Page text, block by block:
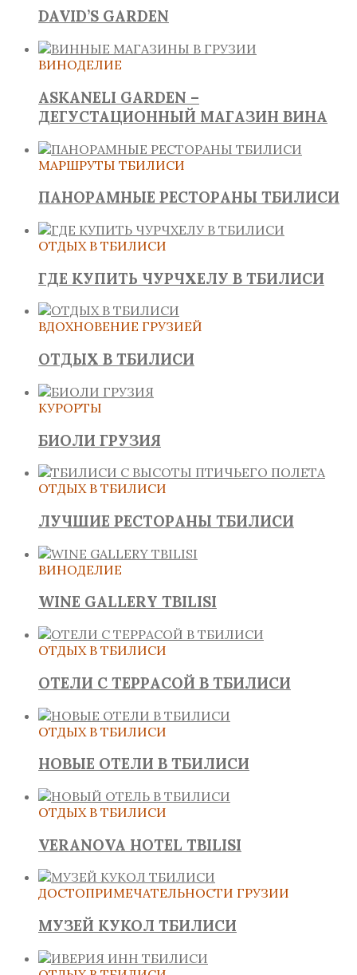
DAVID’S GARDEN
ВИНОДЕЛИЕ
ASKANELI GARDEN –
ДЕГУСТАЦИОННЫЙ МАГАЗИН ВИНА
МАРШРУТЫ ТБИЛИСИ
ПАНОРАМНЫЕ РЕСТОРАНЫ ТБИЛИСИ
ОТДЫХ В ТБИЛИСИ
ГДЕ КУПИТЬ ЧУРЧХЕЛУ В ТБИЛИСИ
ВДОХНОВЕНИЕ ГРУЗИЕЙ
ОТДЫХ В ТБИЛИСИ
КУРОРТЫ
БИОЛИ ГРУЗИЯ
ОТДЫХ В ТБИЛИСИ
ЛУЧШИЕ РЕСТОРАНЫ ТБИЛИСИ
ВИНОДЕЛИЕ
WINE GALLERY TBILISI
ОТДЫХ В ТБИЛИСИ
ОТЕЛИ С ТЕРРАСОЙ В ТБИЛИСИ
ОТДЫХ В ТБИЛИСИ
НОВЫЕ ОТЕЛИ В ТБИЛИСИ
ОТДЫХ В ТБИЛИСИ
VERANOVA HOTEL TBILISI
ДОСТОПРИМЕЧАТЕЛЬНОСТИ ГРУЗИИ
МУЗЕЙ КУКОЛ ТБИЛИСИ